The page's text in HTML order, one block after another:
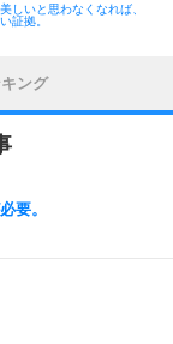
しいと思わなくなれば、
証拠。
ング
要。